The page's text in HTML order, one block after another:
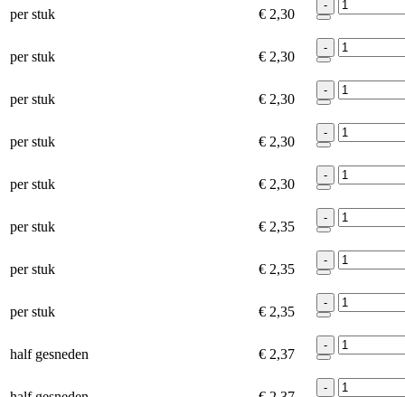
per stuk € 2,30
-
per stuk € 2,30
-
per stuk € 2,30
-
per stuk € 2,30
-
per stuk € 2,30
-
per stuk € 2,35
-
per stuk € 2,35
-
per stuk € 2,35
-
half gesneden € 2,37
-
-